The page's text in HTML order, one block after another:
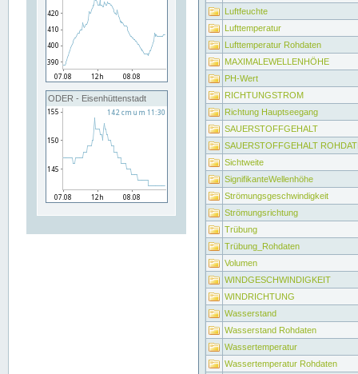
ODER - Eisenhüttenstadt
Luftfeuchte
Lufttemperatur
Lufttemperatur Rohdaten
MAXIMALEWELLENHÖHE
PH-Wert
RICHTUNGSTROM
Richtung Hauptseegang
SAUERSTOFFGEHALT
SAUERSTOFFGEHALT
Sichtweite
SignifikanteWellenhöhe
Strömungsgeschwindigkeit
Strömungsrichtung
Trübung
Trübung_Rohdaten
Volumen
WINDGESCHWINDIGKEIT
WINDRICHTUNG
Wasserstand
Wasserstand Rohdaten
Wassertemperatur
Wassertemperatur Rohdaten